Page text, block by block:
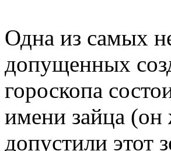
Одна из самых
допущенных
гороскопа
имени зайца
допустили этот